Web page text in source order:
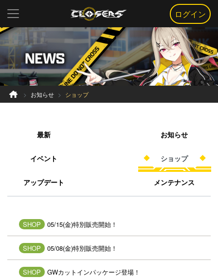
ログイン
お知らせ ショップ
最新 お知らせ
イベント ショップ
アップデート メンテナンス
SHOP 05/15(金)特別販売開始！
SHOP 05/08(金)特別販売開始！
SHOP GWカットインパッケージ登場！